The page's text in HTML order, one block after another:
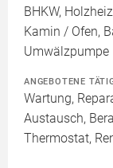
BHKW,
Kamin / Ofen,
Umwälzpumpe
ANGEBOTENE
Wartung,
Austausch,
Thermostat,